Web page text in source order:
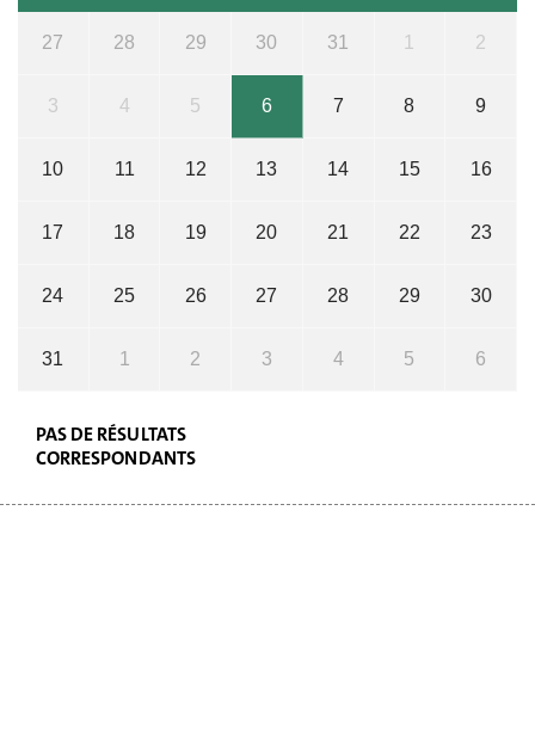
27 28 29 30 31 1 2
3 4 5 6 7 8 9
10 11 12 13 14 15 16
17 18 19 20 21 22 23
24 25 26 27 28 29 30
31 1 2 3 4 5 6
PAS DE RÉSULTATS
CORRESPONDANTS